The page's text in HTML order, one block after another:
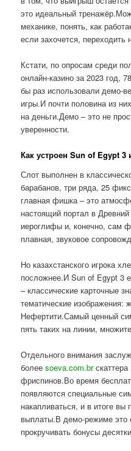
это идеальный
механике, понять, как
если захочется, переходить
Кстати, по опросам среди
онлайн-казино за 2023 год,
бы раз использовали демо-
игры.И почти половина из
на деньги.Демо – это не
уверенности.
Как устроен Sun of Egypt 3
Слот выполнен в
барабанов, три ряда, 25
главная фишка – это
настоящий портал в
иероглифы и, конечно, сам
плавная, звуковое
Но казахстанского игрока
посложнее.И Sun of Egypt 3
– классические карточные
тематические изображения:
Нефертити.Самый ценный
пять таких на линии,
Отдельного внимания
болееsoeva.com.brскаттера
фриспинов.Во время
появляются специальные
накапливаться, и в итоге
выплаты.В демо-режиме это
прокручивать бонусы